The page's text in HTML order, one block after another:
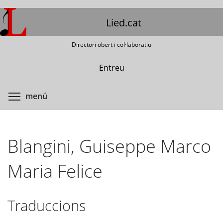
Vés
al
contingut
Lied.cat
Directori obert i col·laboratiu
Entreu
menú
Blangini, Guiseppe Marco
Maria Felice
Traduccions